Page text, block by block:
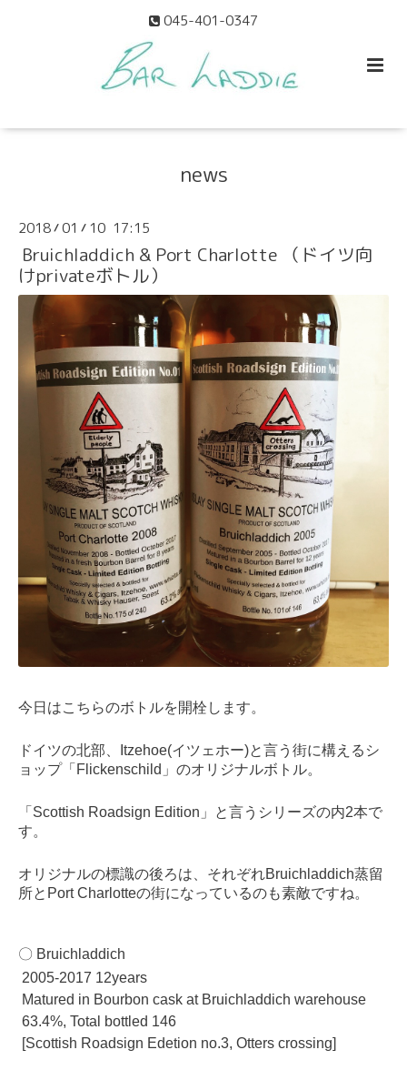
045-401-0347
news
2018/01 / 10 17:15
Bruichladdich & Port Charlotte （ドイツ向
けprivateボトル）
今日はこちらのボトルを開栓します。
ドイツの北部、Itzehoe(イツェホー)と言う街に構えるシ
ョップ「Flickenschild」のオリジナルボトル。
「Scottish Roadsign Edition」と言うシリーズの内2本で
す。
オリジナルの標識の後ろは、それぞれBruichladdich蒸留
所とPort Charlotteの街になっているのも素敵ですね。
〇 Bruichladdich
2005-2017 12years
Matured in Bourbon cask at Bruichladdich warehouse
63.4%, Total bottled 146
[Scottish Roadsign Edetion no.3, Otters crossing]